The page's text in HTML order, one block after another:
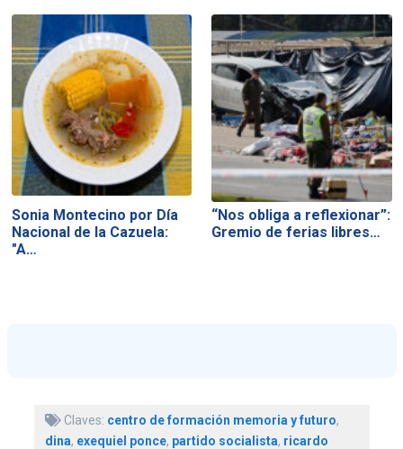
Sonia Montecino por Día
Nacional de la Cazuela:
"A…
“Nos obliga a reflexionar”:
Gremio de ferias libres…
Claves: centro de formación memoria y futuro,
dina, exequiel ponce, partido socialista, ricardo